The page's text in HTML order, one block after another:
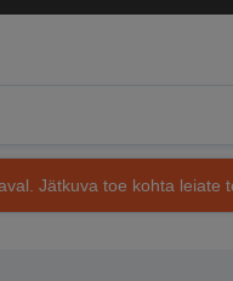
Jätkuva toe kohta leiate